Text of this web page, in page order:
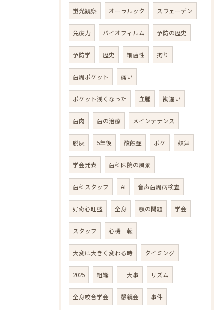
蛍光観察 オーラルック スウェーデン
免疫力 バイオフィルム 予防の歴史
予防学 歴史 細菌性 拘り
歯周ポケット 痛い
ポケット浅くなった 血腫 勘違い
歯肉 歯の治療 メインテナンス
脱灰 5年後 酸蝕症 ボケ 鼓舞
学会発表 歯科医院の風景
歯科スタッフ AI 音声歯周病検査
好奇心旺盛 全身 顎の問題 学会
スタッフ 心機一転
大変は大きく変わる時 タイミング
2025 組織 一大事 リズム
全身咬合学会 懇親会 事件